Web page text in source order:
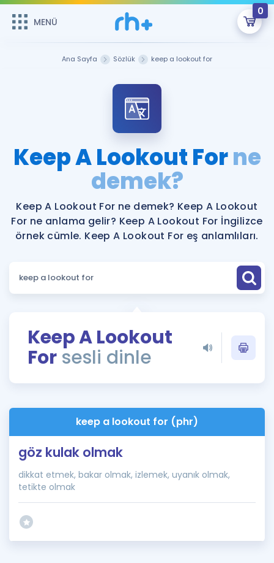
MENÜ
0
Şifremi Hatırlamıyorum
Sepetin Şu An Boş.
Remzi Hoca ile seni sınava hazırlayacak onlarca eğitim seni
bekliyor!
MENÜ
Katılımcı Görüşleri
Faydalı Araçlar
Ücretsiz Kaynaklar
Puan Hesaplama
ÖSYM Sınav Takvimi
Kampanyalar
İngilizce Gramer
Blog
İngilizce Gramer
Ana Sayfa Sözlük keep a lookout for
Keep A Lookout Forne
demek?
Keep A Lookout For ne demek? Keep A Lookout
For ne anlama gelir? Keep A Lookout For İngilizce
örnek cümle. Keep A Lookout For eş anlamlıları.
Keep A Lookout
For sesli dinle
keep a lookout for (phr)
göz kulak olmak
dikkat etmek, bakar olmak, izlemek, uyanık olmak,
tetikte olmak